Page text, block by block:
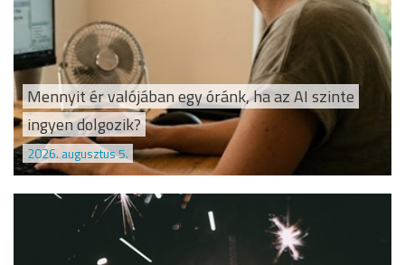
Mennyit ér valójában egy óránk, ha az AI szinte
ingyen dolgozik?
2026. augusztus 5.